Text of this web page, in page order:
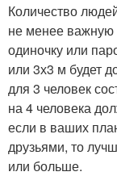
Количество
не менее важную
одиночку или
или 3х3 м будет
для 3 человек
на 4 человека
если в ваших
друзьями, то
или больше.